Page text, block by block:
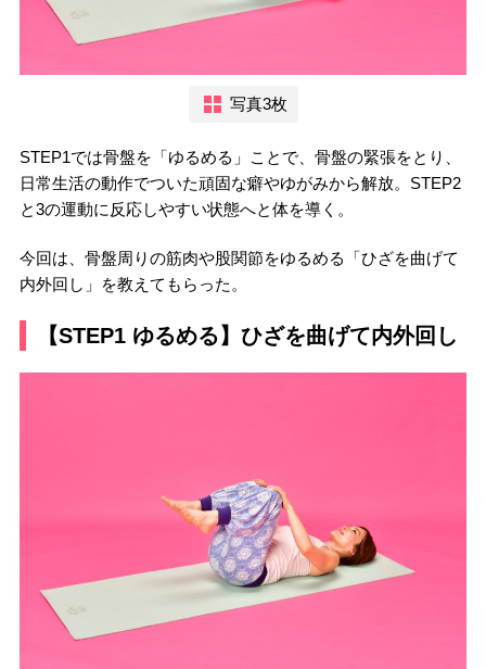
写真3枚
STEP1では骨盤を「ゆるめる」ことで、骨盤の緊張をとり、
日常生活の動作でついた頑固な癖やゆがみから解放。STEP2
と3の運動に反応しやすい状態へと体を導く。
今回は、骨盤周りの筋肉や股関節をゆるめる「ひざを曲げて
内外回し」を教えてもらった。
【STEP1 ゆるめる】ひざを曲げて内外回し